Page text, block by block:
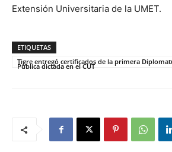
Extensión Universitaria de la UMET.
ETIQUETAS
Tigre entregó certificados de la primera
Pública dictada en el CUT